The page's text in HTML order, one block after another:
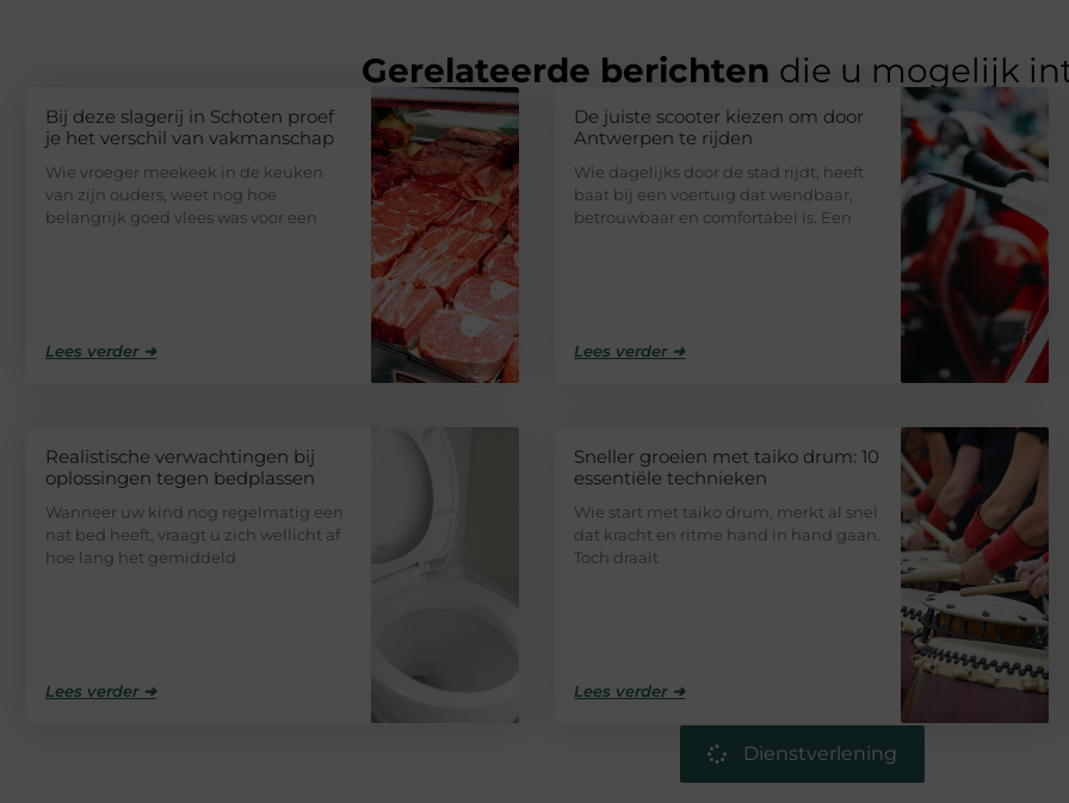
Gerelateerde berichten die u mogelijk
Bij deze slagerij in Schoten proef
je het verschil van vakmanschap
Wie vroeger meekeek in de keuken
van zijn ouders, weet nog hoe
belangrijk goed vlees was voor een
Lees verder ➜
De juiste scooter kiezen om door
Antwerpen te rijden
Wie dagelijks door de stad rijdt, heeft
baat bij een voertuig dat wendbaar,
betrouwbaar en comfortabel is. Een
Lees verder ➜
Realistische verwachtingen bij
oplossingen tegen bedplassen
Wanneer uw kind nog regelmatig een
nat bed heeft, vraagt u zich wellicht af
hoe lang het gemiddeld
Lees verder ➜
Sneller groeien met taiko drum: 10
essentiële technieken
Wie start met taiko drum, merkt al snel
dat kracht en ritme hand in hand gaan.
Toch draait
Lees verder ➜
Dienstverlening